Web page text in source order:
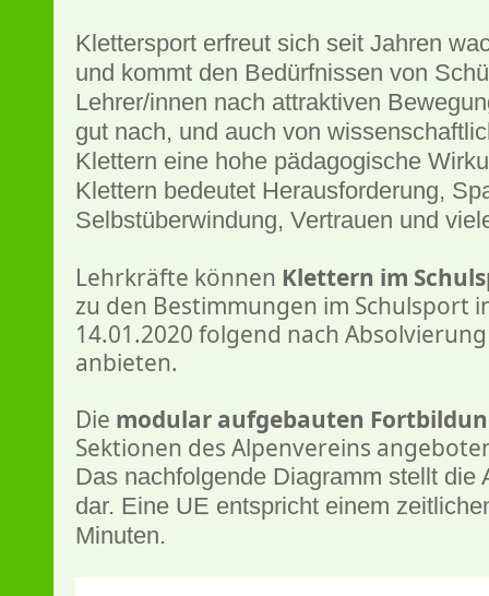
Klettersport erfreut sich seit Jahren
und kommt den Bedürfnissen von
Lehrer/innen nach attraktiven
gut nach, und auch von
Klettern eine hohe pädagogische
Klettern bedeutet Herausforderung,
Selbstüberwindung, Vertrauen und
Lehrkräfte können Klettern im
zu den Bestimmungen im Schulsport
14.01.2020 folgend nach
anbieten.
Die modular aufgebauten
Sektionen des Alpenvereins
Das nachfolgende Diagramm stellt die
dar. Eine UE entspricht einem
Minuten.